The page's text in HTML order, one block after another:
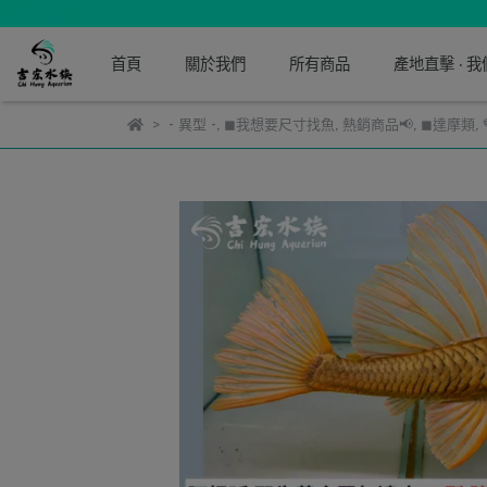
首頁 關於我們 所有商品 產地直擊 ·
- 異型 - ◼我想要尺寸找魚 熱銷商品📢, ◼達摩類